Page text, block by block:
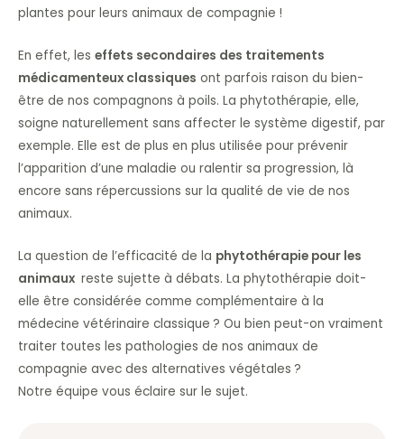
plantes pour leurs animaux de compagnie !
En effet, les effets secondaires des traitements
médicamenteux classiques ont parfois raison du bien-
être de nos compagnons à poils. La phytothérapie, elle,
soigne naturellement sans affecter le système digestif, par
exemple. Elle est de plus en plus utilisée pour prévenir
l’apparition d’une maladie ou ralentir sa progression, là
encore sans répercussions sur la qualité de vie de nos
animaux.
La question de l’efficacité de la phytothérapie pour les
animaux reste sujette à débats. La phytothérapie doit-
elle être considérée comme complémentaire à la
médecine vétérinaire classique ? Ou bien peut-on vraiment
traiter toutes les pathologies de nos animaux de
compagnie avec des alternatives végétales ?
Notre équipe vous éclaire sur le sujet.